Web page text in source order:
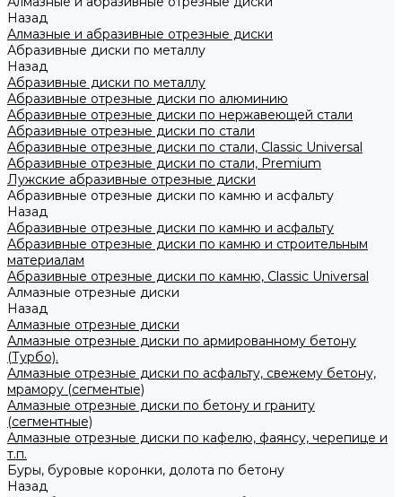
Назад
Алмазные и абразивные отрезные диски
Абразивные диски по металлу
Назад
Абразивные диски по металлу
Абразивные отрезные диски по алюминию
Абразивные отрезные диски по нержавеющей стали
Абразивные отрезные диски по стали
Абразивные отрезные диски по стали, Classic Universal
Абразивные отрезные диски по стали, Premium
Лужские абразивные отрезные диски
Абразивные отрезные диски по камню и асфальту
Назад
Абразивные отрезные диски по камню и асфальту
Абразивные отрезные диски по камню и строительным
материалам
Абразивные отрезные диски по камню, Classic Universal
Алмазные отрезные диски
Назад
Алмазные отрезные диски
Алмазные отрезные диски по армированному бетону
(Турбо).
Алмазные отрезные диски по асфальту, свежему бетону,
мрамору (сегментые)
Алмазные отрезные диски по бетону и граниту
(сегментные)
Алмазные отрезные диски по кафелю, фаянсу, черепице и
т.п.
Буры, буровые коронки, долота по бетону
Назад